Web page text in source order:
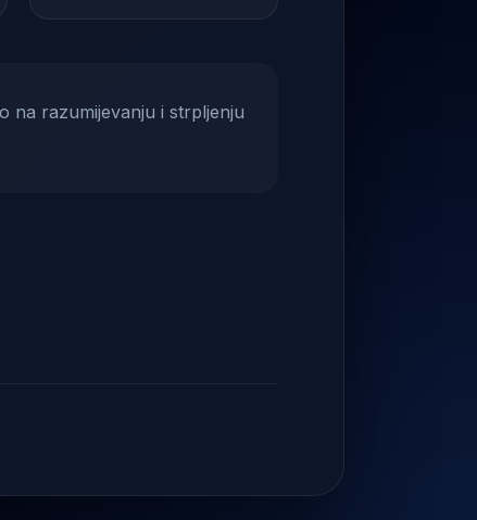
na razumijevanju i strpljenju